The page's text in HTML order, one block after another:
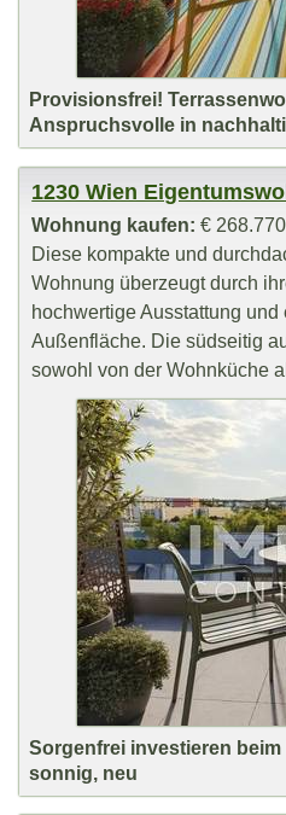
Provisionsfrei!
Anspruchsvolle in
1230 Wien
Wohnung kaufen: €
Diese kompakte und
Wohnung überzeugt durch
hochwertige Ausstattung
Außenfläche. Die südseitig
sowohl von der Wohnküche
Sorgenfrei investieren
sonnig, neu